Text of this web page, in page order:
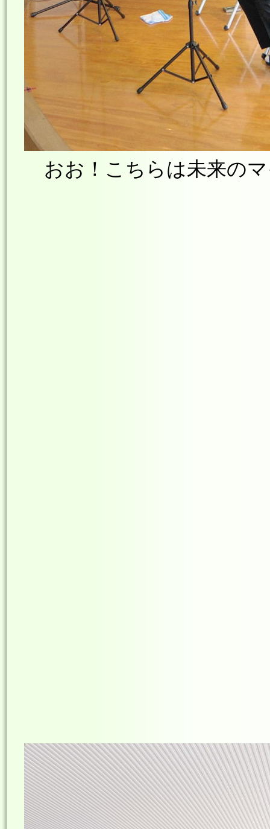
おお！こちらは未来の